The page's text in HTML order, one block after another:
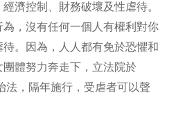
濟控制、財務破壞及性虐待。
，沒有任何一個人有權利對你
。因為，人人都有免於恐懼和
體努力奔走下，立法院於
法，隔年施行，受虐者可以聲